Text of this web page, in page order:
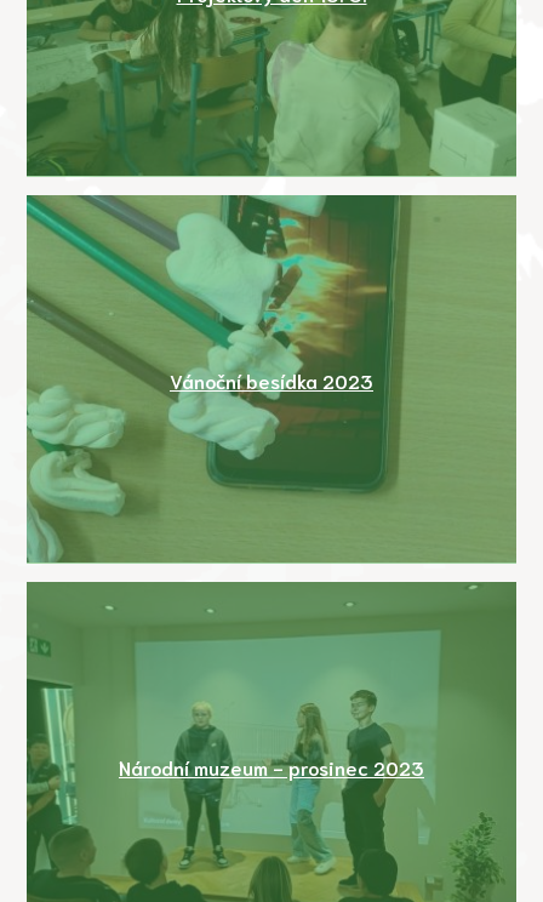
Vánoční besídka 2023
Národní muzeum - prosinec 2023